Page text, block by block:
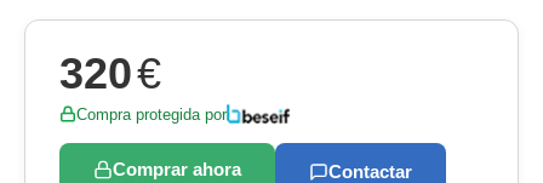
320€
Compra protegida por
Comprar ahora Contactar